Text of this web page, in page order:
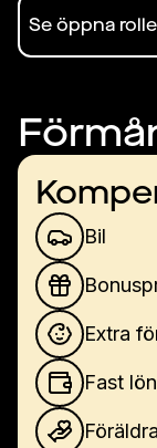
Se öppna
Bil
Extra
Fast lön